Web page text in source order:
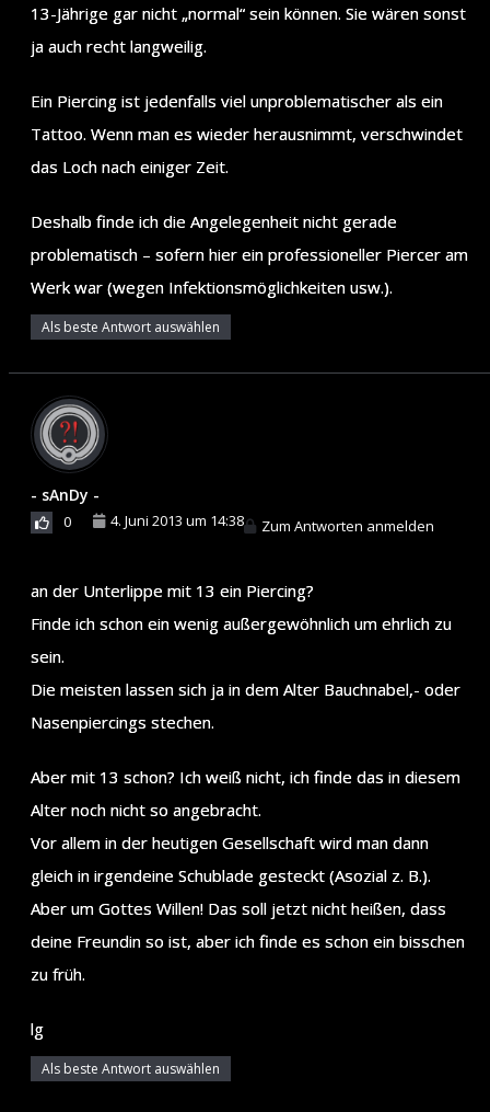
13-Jährige gar nicht „normal“ sein können. Sie wären sonst
ja auch recht langweilig.
Ein Piercing ist jedenfalls viel unproblematischer als ein
Tattoo. Wenn man es wieder herausnimmt, verschwindet
das Loch nach einiger Zeit.
Deshalb finde ich die Angelegenheit nicht gerade
problematisch – sofern hier ein professioneller Piercer am
Werk war (wegen Infektionsmöglichkeiten usw.).
Als beste Antwort auswählen
- sAnDy -
0 4. Juni 2013 um 14:38 Zum Antworten anmelden
an der Unterlippe mit 13 ein Piercing?
Finde ich schon ein wenig außergewöhnlich um ehrlich zu
sein.
Die meisten lassen sich ja in dem Alter Bauchnabel,- oder
Nasenpiercings stechen.
Aber mit 13 schon? Ich weiß nicht, ich finde das in diesem
Alter noch nicht so angebracht.
Vor allem in der heutigen Gesellschaft wird man dann
gleich in irgendeine Schublade gesteckt (Asozial z. B.).
Aber um Gottes Willen! Das soll jetzt nicht heißen, dass
deine Freundin so ist, aber ich finde es schon ein bisschen
zu früh.
lg
Als beste Antwort auswählen